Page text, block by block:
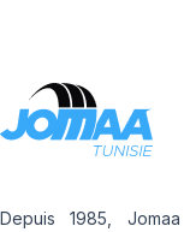
Depuis 1985,